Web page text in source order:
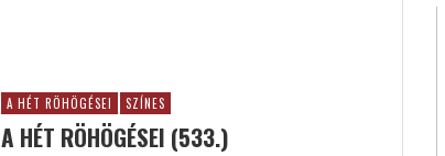
A HÉT RÖHÖGÉSEI SZÍNES
A HÉT RÖHÖGÉSEI (533.)